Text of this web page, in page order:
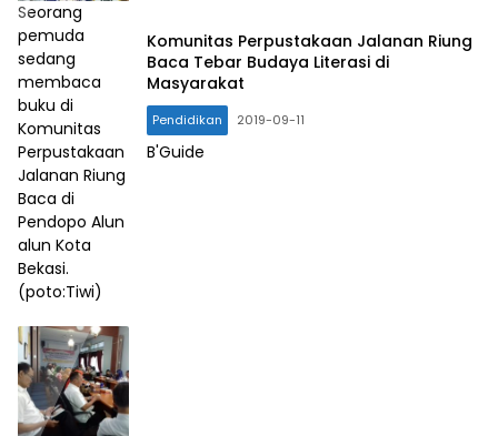
Seorang
pemuda
sedang
membaca
buku di
Komunitas
Perpustakaan
Jalanan Riung
Baca di
Pendopo Alun
alun Kota
Bekasi.
(poto:Tiwi)
Komunitas Perpustakaan Jalanan Riung
Baca Tebar Budaya Literasi di
Masyarakat
Pendidikan 2019-09-11
B'Guide